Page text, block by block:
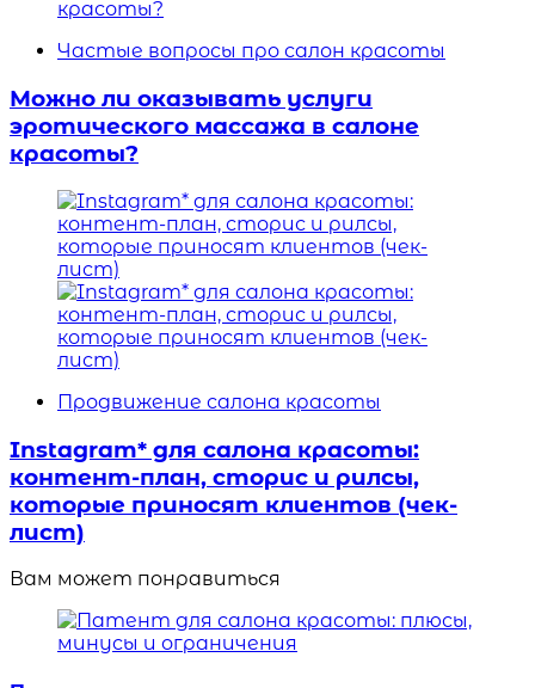
Частые вопросы про салон красоты
Можно ли оказывать услуги
эротического массажа в салоне
красоты?
Продвижение салона красоты
Instagram* для салона красоты:
контент-план, сторис и рилсы,
которые приносят клиентов (чек-
лист)
Вам может понравиться